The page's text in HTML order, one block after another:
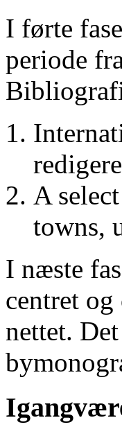
I førte
periode
A
towns,
I næste
centret og
nettet.